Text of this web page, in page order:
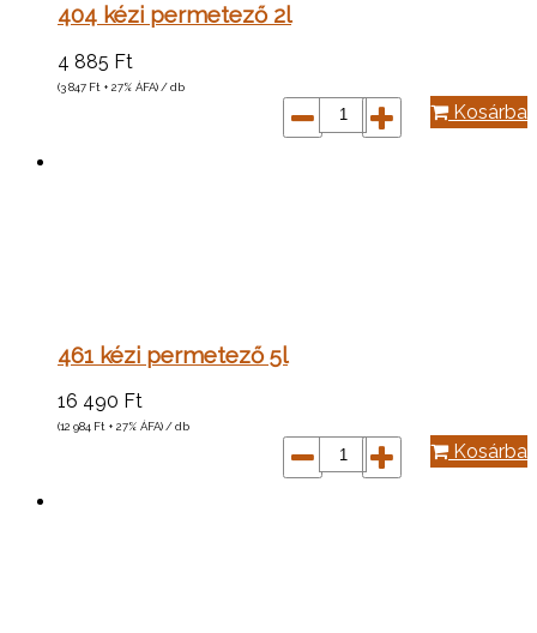
404 kézi permetező 2l
4 885 Ft
(3 847 Ft + 27% ÁFA) / db
Kosárba
461 kézi permetező 5l
16 490 Ft
(12 984 Ft + 27% ÁFA) / db
Kosárba